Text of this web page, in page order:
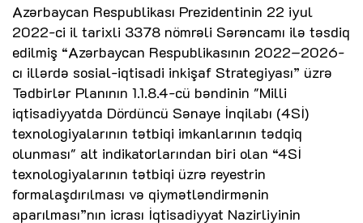
Azərbaycan Respublikası Prezidentinin 22 iyul
2022-ci il tarixli 3378 nömrəli Sərəncamı ilə təsdiq
edilmiş “Azərbaycan Respublikasının 2022–2026-
cı illərdə sosial-iqtisadi inkişaf Strategiyası” üzrə
Tədbirlər Planının 1.1.8.4-cü bəndinin "Milli
iqtisadiyyatda Dördüncü Sənaye İnqilabı (4Sİ)
texnologiyalarının tətbiqi imkanlarının tədqiq
olunması" alt indikatorlarından biri olan “4Sİ
texnologiyalarının tətbiqi üzrə reyestrin
formalaşdırılması və qiymətləndirmənin
aparılması”nın icrası İqtisadiyyat Nazirliyinin